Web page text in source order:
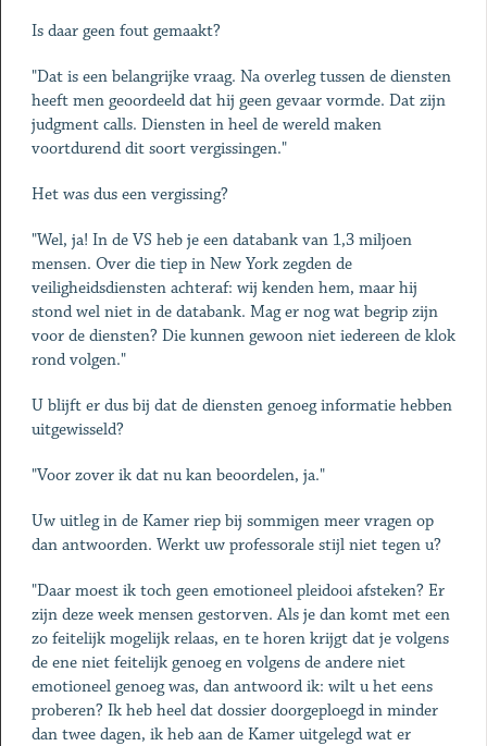
Is daar geen fout gemaakt?
"Dat is een belangrijke vraag. Na overleg tussen de diensten
heeft men geoordeeld dat hij geen gevaar vormde. Dat zijn
judgment calls. Diensten in heel de wereld maken
voortdurend dit soort vergissingen."
Het was dus een vergissing?
"Wel, ja! In de VS heb je een databank van 1,3 miljoen
mensen. Over die tiep in New York zegden de
veiligheidsdiensten achteraf: wij kenden hem, maar hij
stond wel niet in de databank. Mag er nog wat begrip zijn
voor de diensten? Die kunnen gewoon niet iedereen de klok
rond volgen."
U blijft er dus bij dat de diensten genoeg informatie hebben
uitgewisseld?
"Voor zover ik dat nu kan beoordelen, ja."
Uw uitleg in de Kamer riep bij sommigen meer vragen op
dan antwoorden. Werkt uw professorale stijl niet tegen u?
"Daar moest ik toch geen emotioneel pleidooi afsteken? Er
zijn deze week mensen gestorven. Als je dan komt met een
zo feitelijk mogelijk relaas, en te horen krijgt dat je volgens
de ene niet feitelijk genoeg en volgens de andere niet
emotioneel genoeg was, dan antwoord ik: wilt u het eens
proberen? Ik heb heel dat dossier doorgeploegd in minder
dan twee dagen, ik heb aan de Kamer uitgelegd wat er